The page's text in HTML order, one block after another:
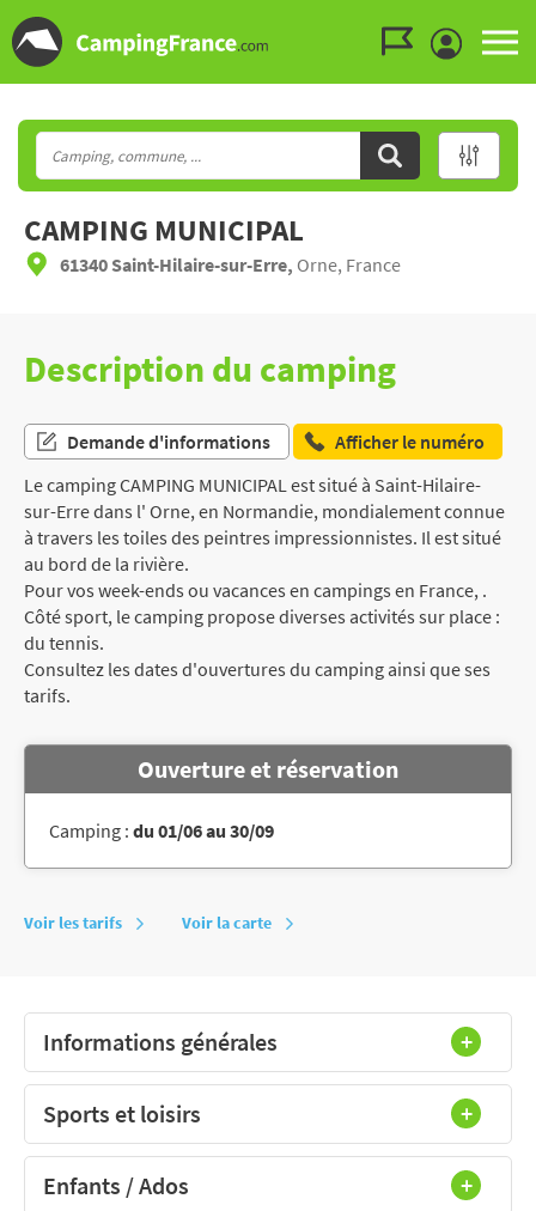
CAMPING MUNICIPAL
61340 Saint-Hilaire-sur-Erre, Orne, France
Description du camping
Demande d'informations
Afficher le numéro
Le camping CAMPING MUNICIPAL est situé à Saint-Hilaire-
sur-Erre dans l' Orne, en Normandie, mondialement connue
à travers les toiles des peintres impressionnistes. Il est situé
au bord de la rivière.
Pour vos week-ends ou vacances en campings en France, .
Côté sport, le camping propose diverses activités sur place :
du tennis.
Consultez les dates d'ouvertures du camping ainsi que ses
tarifs.
Ouverture et réservation
Camping : du 01/06 au 30/09
Voir les tarifs Voir la carte
Informations générales
Sports et loisirs
Enfants / Ados